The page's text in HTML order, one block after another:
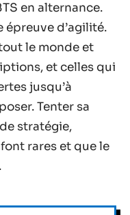
en alternance.
épreuve d’agilité.
le monde et
et celles qui
jusqu’à
Tenter sa
stratégie,
rares et que le